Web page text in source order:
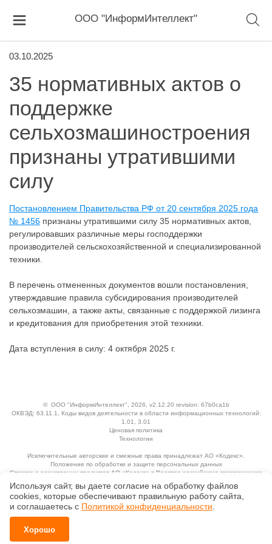
ООО "ИнформИнтеллект"
03.10.2025
35 нормативных актов о
поддержке
сельхозмашиностроения
признаны утратившими
силу
Постановлением Правительства РФ от 20 сентября 2025 года
№ 1456 признаны утратившими силу 35 нормативных актов,
регулировавших различные меры господдержки
производителей сельскохозяйственной и специализированной
техники.
В перечень отмененных документов вошли постановления,
утверждавшие правила субсидирования производителей
сельхозмашин, а также акты, связанные с поддержкой лизинга
и кредитования для приобретения этой техники.
Дата вступления в силу: 4 октября 2025 г.
© ООО "ИнформИнтеллект" , 2026, v2.12.20 revision: 67b0ca1b
ОКВЭД: 63.11.1, Коды видов деятельности в области информационных технологий:
1.01, 3.01
Ценовая политика
Технологии
Исключительные авторские и смежные права принадлежат АО «Кодекс».
Положение по обработке и защите персональных данных
Справка о регистрации продуктов АО «Кодекс» в Реестре российского программного
Используя сайт, вы даете согласие на обработку файлов
сооkiеs, которые обеспечивают правильную работу сайта,
и соглашаетесь с Политикой конфиденциальности
Хорошо